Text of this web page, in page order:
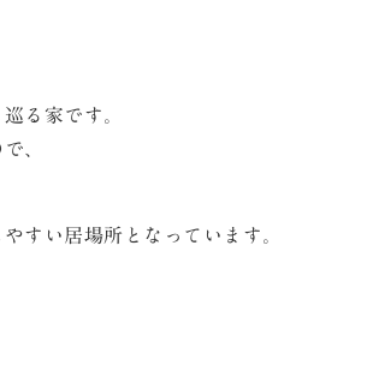
る家です。
、
すい居場所となっています。